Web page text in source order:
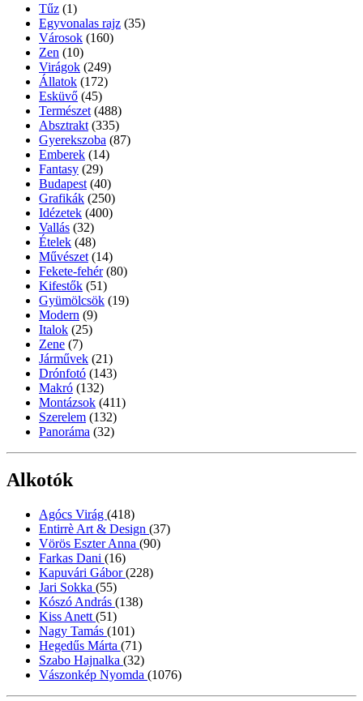
Tűz (1)
Egyvonalas rajz (35)
Városok (160)
Zen (10)
Virágok (249)
Állatok (172)
Esküvő (45)
Természet (488)
Absztrakt (335)
Gyerekszoba (87)
Emberek (14)
Fantasy (29)
Budapest (40)
Grafikák (250)
Idézetek (400)
Vallás (32)
Ételek (48)
Művészet (14)
Fekete-fehér (80)
Kifestők (51)
Gyümölcsök (19)
Modern (9)
Italok (25)
Zene (7)
Járművek (21)
Drónfotó (143)
Makró (132)
Montázsok (411)
Szerelem (132)
Panoráma (32)
Alkotók
Agócs Virág (418)
Entirrè Art & Design (37)
Vörös Eszter Anna (90)
Farkas Dani (16)
Kapuvári Gábor(228)
Jari Sokka (55)
Kószó András (138)
Kiss Anett (51)
Nagy Tamás (101)
Hegedűs Márta (71)
Szabo Hajnalka (32)
Vászonkép Nyomda (1076)